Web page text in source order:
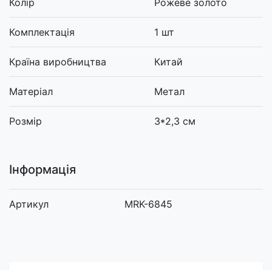
Колір Рожеве золото
Комплектація 1 шт
Країна виробництва Китай
Матеріал Метал
Розмір 3*2,3 см
Інформація
Артикул MRK-6845